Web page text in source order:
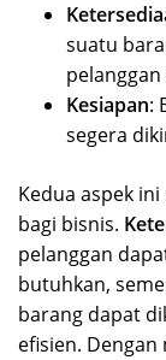
suatu
pelanggan
Kesiapan:
segera
Kedua aspek
bagi bisnis.
pelanggan
butuhkan,
barang dapat
efisien. Dengan